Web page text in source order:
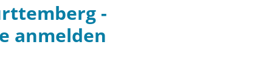
-
anmelden